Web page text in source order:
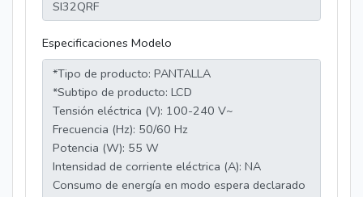
Especificaciones Modelo